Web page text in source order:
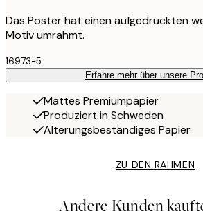
Das Poster hat einen aufgedruckten
Motiv umrahmt.
16973-5
Erfahre mehr über unsere
Mattes Premiumpapier
Produziert in Schweden
Alterungsbeständiges Papier
ZU DEN RAHMEN
Andere Kunden